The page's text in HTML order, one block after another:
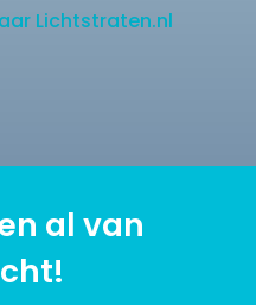
Lichtstraten.nl
al van